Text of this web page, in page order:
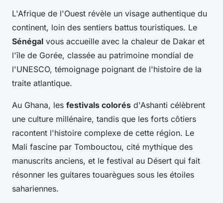
L'Afrique de l'Ouest révèle un visage authentique du
continent, loin des sentiers battus touristiques. Le
Sénégal vous accueille avec la chaleur de Dakar et
l'île de Gorée, classée au patrimoine mondial de
l'UNESCO, témoignage poignant de l'histoire de la
traite atlantique.
Au Ghana, les festivals colorés d'Ashanti célèbrent
une culture millénaire, tandis que les forts côtiers
racontent l'histoire complexe de cette région. Le
Mali fascine par Tombouctou, cité mythique des
manuscrits anciens, et le festival au Désert qui fait
résonner les guitares touarègues sous les étoiles
sahariennes.